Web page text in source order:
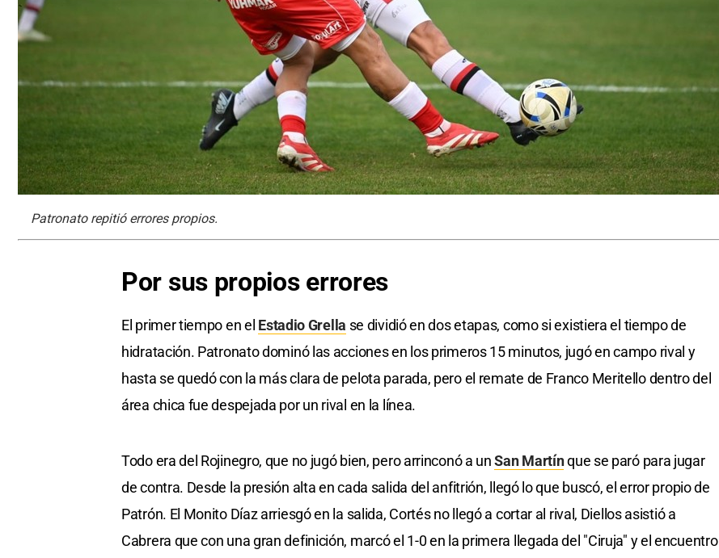
Patronato repitió errores propios.
Por sus propios errores
El primer tiempo en el Estadio Grella se dividió en dos etapas, como si existiera el tiempo de
hidratación. Patronato dominó las acciones en los primeros 15 minutos, jugó en campo rival y
hasta se quedó con la más clara de pelota parada, pero el remate de Franco Meritello dentro del
área chica fue despejada por un rival en la línea.
Todo era del Rojinegro, que no jugó bien, pero arrinconó a unSan Martínque se paró para jugar
de contra. Desde la presión alta en cada salida del anfitrión, llegó lo que buscó, el error propio de
Patrón. El Monito Díaz arriesgó en la salida, Cortés no llegó a cortar al rival, Diellos asistió a
Cabrera que con una gran definición, marcó el 1-0 en la primera llegada del "Ciruja" y el encuentro